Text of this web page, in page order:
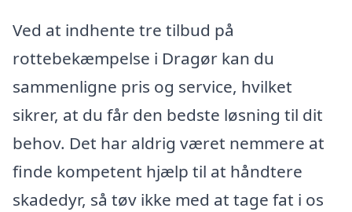
Ved at indhente tre tilbud på
rottebekæmpelse i Dragør kan du
sammenligne pris og service, hvilket
sikrer, at du får den bedste løsning til dit
behov. Det har aldrig været nemmere at
finde kompetent hjælp til at håndtere
skadedyr, så tøv ikke med at tage fat i os